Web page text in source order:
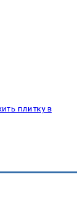
плитку в